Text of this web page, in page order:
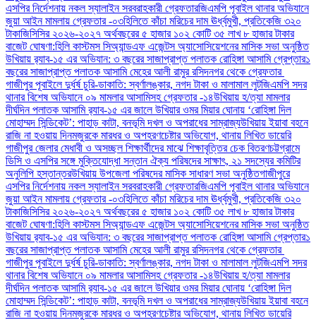
এসপির নির্দেশনায় নকল স্যালাইন সরবরাহকারী গ্রেফতারজিএমপি পূবাইল থানার অভিযানে
জুয়া আইন মামলায় গ্রেফতার -০৩হিলিতে কাঁচা মরিচের দাম ঊর্ধ্বমুখী, প্রতিকেজি ৩২০
টাকাজিসিসির ২০২৬-২০২৭ অর্থবছরের ৫ হাজার ১০২ কোটি ৩৫ লাখ ৮ হাজার টাকার
বাজেট ঘোষণা:হিলি কাস্টমস সিঅ্যান্ডএফ এজেন্টস অ্যাসোসিয়েশনের মাসিক সভা অনুষ্ঠিত
উখিয়ায় র‍্যাব-১৫ এর অভিযান: ৩ বছরের সাজাপ্রাপ্ত পলাতক রোহিঙ্গা আসামি গ্রেপ্তার১
বছরের সাজাপ্রাপ্ত পলাতক আসামি মেহের আলী রামুর রসিদনগর থেকে গ্রেফতার ‎
গাজীপুর পূবাইলে দুর্ধর্ষ চুরি-ডাকাতি: স্বর্ণালঙ্কার, নগদ টাকা ও মালামাল লুটজিএমপি সদর
থানার বিশেষ অভিযানে ০৯ মামলার আসামিসহ গ্রেফতার -১৪উখিয়ায় হ/ত্যা মামলার
দীর্ঘদিন পলাতক আসামি র‌্যাব-১৫ এর জালে ‎‎উখিয়ার ওমর মিয়ার ঘোনায় ‘রোহিঙ্গা দিল
মোহাম্মদ সিন্ডিকেট’: পাহাড় কাটা, বনভূমি দখল ও অপরাধের সাম্রাজ্যউখিয়ায় ইয়াবা বহনে
রাজি না হওয়ায় দিনমজুরকে মারধর ও অপহরণচেষ্টার অভিযোগ, থানায় লিখিত ডায়েরি
গাজীপুর জেলার মেধাবী ও অসচ্ছল শিক্ষার্থীদের মাঝে শিক্ষাবৃত্তির চেক বিতরণচট্টগ্রামে
ডিসি ও এসপির সঙ্গে মুক্তিযোদ্ধা সন্তান ঐক্য পরিষদের সাক্ষাৎ, ২১ সদস্যের কমিটির
অনুলিপি হস্তান্তরউখিয়ায় উপজেলা পরিষদের মাসিক সাধারণ সভা অনুষ্ঠিতগাজীপুরে
এসপির নির্দেশনায় নকল স্যালাইন সরবরাহকারী গ্রেফতারজিএমপি পূবাইল থানার অভিযানে
জুয়া আইন মামলায় গ্রেফতার -০৩হিলিতে কাঁচা মরিচের দাম ঊর্ধ্বমুখী, প্রতিকেজি ৩২০
টাকাজিসিসির ২০২৬-২০২৭ অর্থবছরের ৫ হাজার ১০২ কোটি ৩৫ লাখ ৮ হাজার টাকার
বাজেট ঘোষণা:হিলি কাস্টমস সিঅ্যান্ডএফ এজেন্টস অ্যাসোসিয়েশনের মাসিক সভা অনুষ্ঠিত
উখিয়ায় র‍্যাব-১৫ এর অভিযান: ৩ বছরের সাজাপ্রাপ্ত পলাতক রোহিঙ্গা আসামি গ্রেপ্তার১
বছরের সাজাপ্রাপ্ত পলাতক আসামি মেহের আলী রামুর রসিদনগর থেকে গ্রেফতার ‎
গাজীপুর পূবাইলে দুর্ধর্ষ চুরি-ডাকাতি: স্বর্ণালঙ্কার, নগদ টাকা ও মালামাল লুটজিএমপি সদর
থানার বিশেষ অভিযানে ০৯ মামলার আসামিসহ গ্রেফতার -১৪উখিয়ায় হ/ত্যা মামলার
দীর্ঘদিন পলাতক আসামি র‌্যাব-১৫ এর জালে ‎‎উখিয়ার ওমর মিয়ার ঘোনায় ‘রোহিঙ্গা দিল
মোহাম্মদ সিন্ডিকেট’: পাহাড় কাটা, বনভূমি দখল ও অপরাধের সাম্রাজ্যউখিয়ায় ইয়াবা বহনে
রাজি না হওয়ায় দিনমজুরকে মারধর ও অপহরণচেষ্টার অভিযোগ, থানায় লিখিত ডায়েরি